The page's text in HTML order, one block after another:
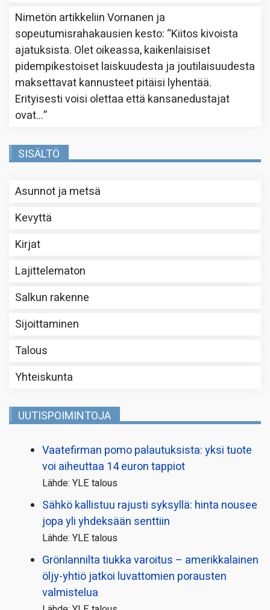
Nimetön artikkeliinVornanen ja
sopeutumisrahakausien kesto: “Kiitos kivoista
ajatuksista. Olet oikeassa, kaikenlaisiset
pidempikestoiset laiskuudesta ja joutilaisuudesta
maksettavat kannusteet pitäisi lyhentää.
Erityisesti voisi olettaa että kansanedustajat
ovat…”
SISÄLTÖ
Asunnot ja metsä
Kevyttä
Kirjat
Lajittelematon
Salkun rakenne
Sijoittaminen
Talous
Yhteiskunta
UUTISPOIMINTOJA
Vaatefirman pomo palautuksista: yksi tuote
voi aiheuttaa 14 euron tappiot
Lähde: YLE talous
Sähkö kallistuu rajusti syksyllä: hinta nousee
jopa yli yhdeksään senttiin
Lähde: YLE talous
Grönlannilta tiukka varoitus – amerikkalainen
öljy-yhtiö jatkoi luvattomien porausten
valmistelua